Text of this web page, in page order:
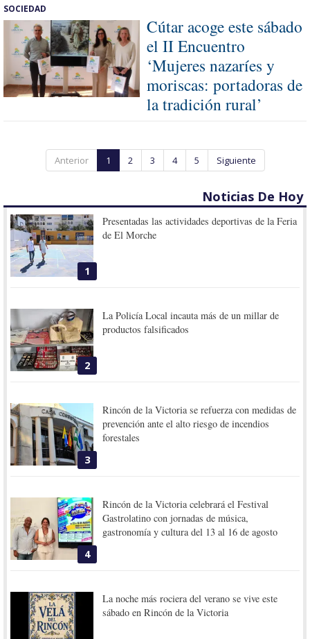
SOCIEDAD
Cútar acoge este sábado
el II Encuentro
‘Mujeres nazaríes y
moriscas: portadoras de
la tradición rural’
Anterior 1 2 3 4 5 Siguiente
Noticias De Hoy
1
Presentadas las actividades deportivas de la Feria
de El Morche
2
La Policía Local incauta más de un millar de
productos falsificados
3
Rincón de la Victoria se refuerza con medidas de
prevención ante el alto riesgo de incendios
forestales
4
Rincón de la Victoria celebrará el Festival
Gastrolatino con jornadas de música,
gastronomía y cultura del 13 al 16 de agosto
La noche más rociera del verano se vive este
sábado en Rincón de la Victoria